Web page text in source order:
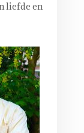
liefde en